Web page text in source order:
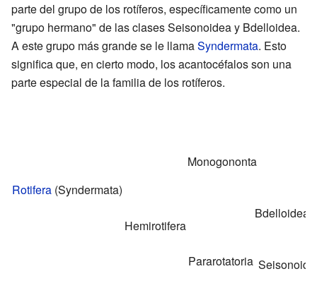
parte del grupo de los rotíferos, específicamente como un
"grupo hermano" de las clases Seisonoidea y Bdelloidea.
A este grupo más grande se le llamaSyndermata. Esto
significa que, en cierto modo, los acantocéfalos son una
parte especial de la familia de los rotíferos.
Rotifera (Syndermata)
Monogononta
Hemirotifera
Bdelloidea
Pararotatoria